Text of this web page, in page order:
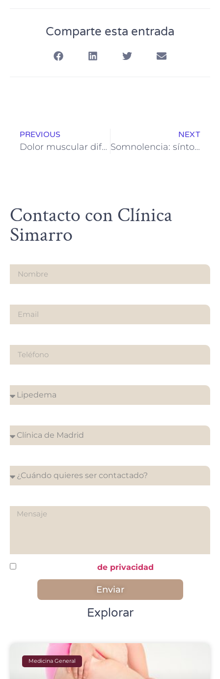
Comparte esta entrada
PREVIOUS
Dolor muscular difuso en las extremidades: causas comunes y cómo tratarlo
NEXT
Somnolencia: síntomas frecuentes y cuándo es motivo de alarma
Contacto con Clínica
Simarro
de privacidad
Enviar
Explorar
Medicina General